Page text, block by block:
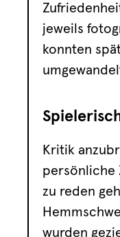
jeweils
konnten
Kritik
persönliche
zu reden
wurden